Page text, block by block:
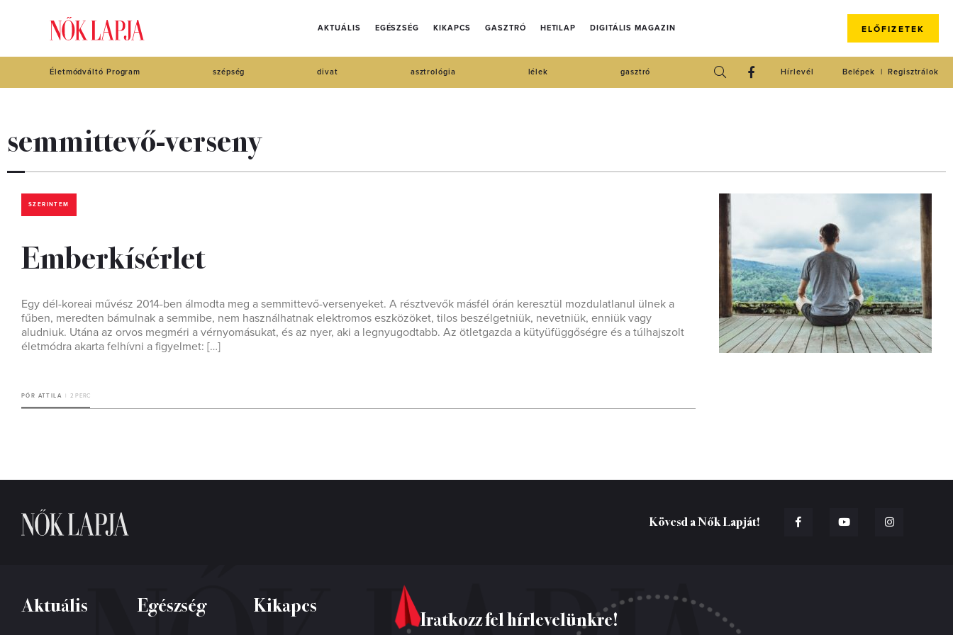
AKTUÁLIS EGÉSZSÉG KIKAPCS GASZTRÓ HETILAP DIGITÁLIS MAGAZIN ELŐFIZETEK
Életmódváltó Program szépség divat asztrológia lélek gasztró Regisztrálok
Belépek
Hírlevél
semmittevő-verseny
SZERINTEM
Emberkísérlet
Egy dél-koreai művész 2014-ben álmodta meg a semmittevő-versenyeket. A résztvevők másfél órán keresztül mozdulatlanul ülnek a
fűben, meredten bámulnak a semmibe, nem használhatnak elektromos eszközöket, tilos beszélgetniük, nevetniük, enniük vagy
aludniuk. Utána az orvos megméri a vérnyomásukat, és az nyer, aki a legnyugodtabb. Az ötletgazda a kütyüfüggőségre és a túlhajszolt
életmódra akarta felhívni a figyelmet: […]
PÓR ATTILA 2 PERC
Kövesd a Nők Lapját!
Aktuális Egészség
Kikapcs
Iratkozz fel hírlevelünkre!